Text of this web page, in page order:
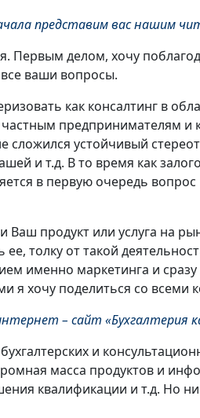
представим вас нашим
Первым делом, хочу
ваши вопросы.
как консалтинг в
предпринимателям
сложился устойчивый
и т.д. В то время как
в первую очередь
Ваш продукт или услуга на
толку от такой
именно маркетинга и
я хочу поделиться со всеми
– сайт «Бухгалтерия
и
масса продуктов и
квалификации и т.д. Но